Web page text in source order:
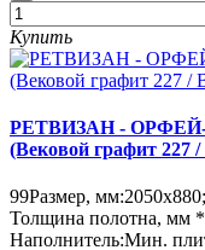
Купить
РЕТВИЗАН -
(Вековой графит 227
99Размер, мм:
Толщина полотна, мм
Наполнитель:Мин.